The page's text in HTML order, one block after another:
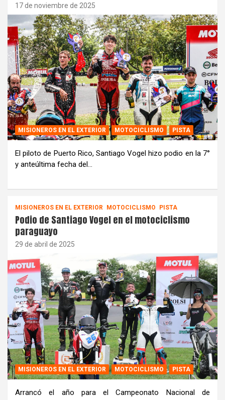
17 de noviembre de 2025
MISIONEROS EN EL EXTERIOR MOTOCICLISMO PISTA
El piloto de Puerto Rico, Santiago Vogel hizo podio en la 7°
y anteúltima fecha del…
MISIONEROS EN EL EXTERIOR MOTOCICLISMO PISTA
Podio de Santiago Vogel en el motociclismo
paraguayo
29 de abril de 2025
MISIONEROS EN EL EXTERIOR MOTOCICLISMO PISTA
Arrancó el año para el Campeonato Nacional de